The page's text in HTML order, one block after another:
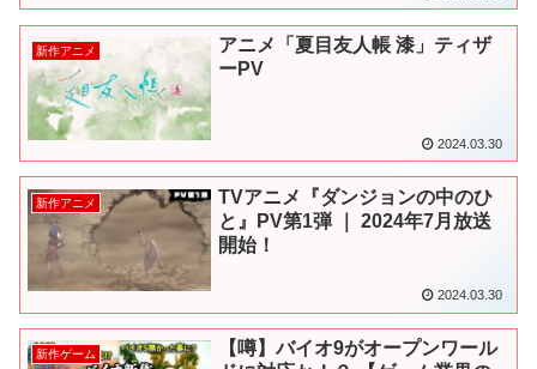
新作アニメ
アニメ「夏目友人帳 漆」ティザ
ーPV
2024.03.30
新作アニメ
TVアニメ『ダンジョンの中のひ
と』PV第1弾 ｜ 2024年7月放送
開始！
2024.03.30
新作ゲーム
【噂】バイオ9がオープンワール